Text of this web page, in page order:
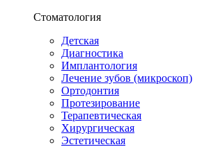
Стоматология
Детская
Диагностика
Имплантология
Лечение зубов (микроскоп)
Ортодонтия
Протезирование
Терапевтическая
Хирургическая
Эстетическая